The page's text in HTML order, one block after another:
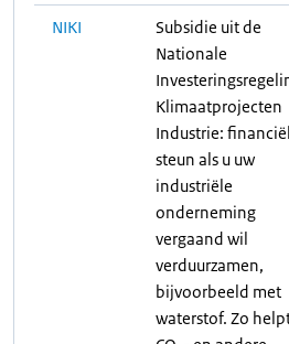
NIKI
Subsidie uit de
Nationale
Klimaatprojecten
Industrie:
steun als u uw
industriële
onderneming
vergaand wil
verduurzamen,
bijvoorbeeld met
waterstof. Zo